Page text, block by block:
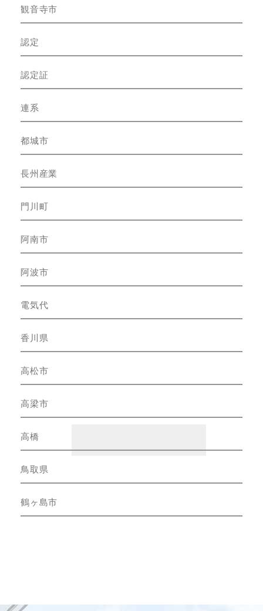
観音寺市
認定
認定証
連系
都城市
長州産業
門川町
阿南市
阿波市
電気代
香川県
高松市
高梁市
高橋
鳥取県
鶴ヶ島市